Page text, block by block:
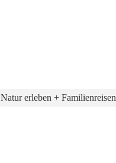
Natur erleben + Familienreisen